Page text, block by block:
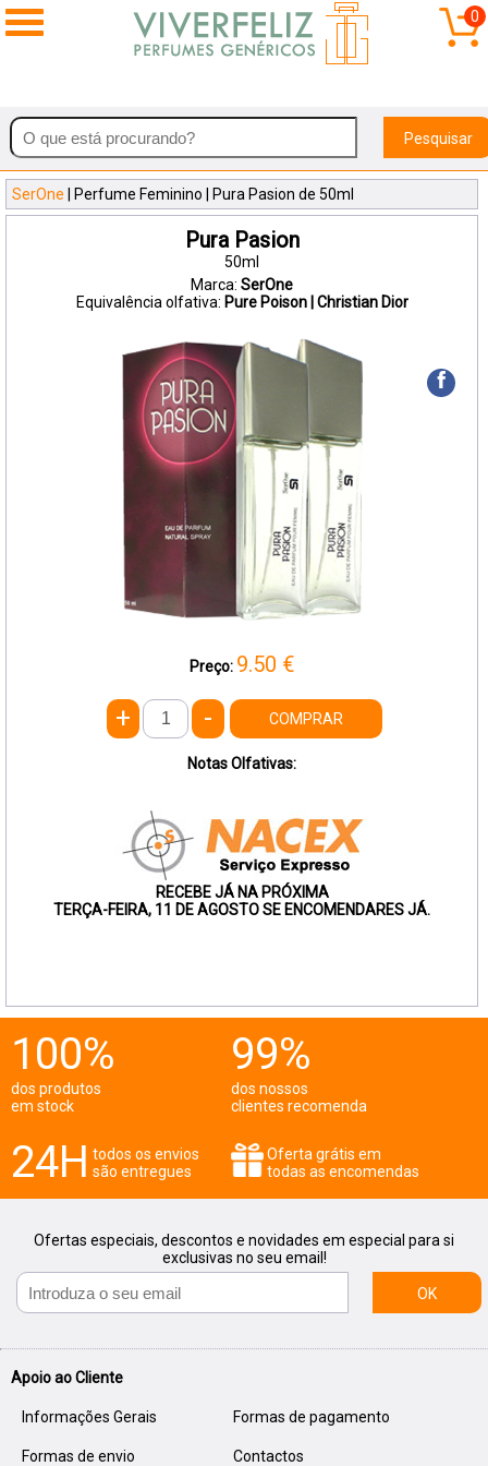
0
Pesquisar
SerOne | Perfume Feminino | Pura Pasion de 50ml
Pura Pasion
50ml
Marca: SerOne
Equivalência olfativa: Pure Poison | Christian Dior
Preço: 9.50 €
+ - COMPRAR
Notas Olfativas:
RECEBE JÁ NA PRÓXIMA
TERÇA-FEIRA, 11 DE AGOSTO SE ENCOMENDARES JÁ.
f
100%
dos produtos
em stock
99%
dos nossos
clientes recomenda
24H todos os envios
são entregues
Oferta grátis em
todas as encomendas
Ofertas especiais, descontos e novidades em especial para si
exclusivas no seu email!
OK
Apoio ao Cliente
Informações Gerais Formas de pagamento
Formas de envio Contactos